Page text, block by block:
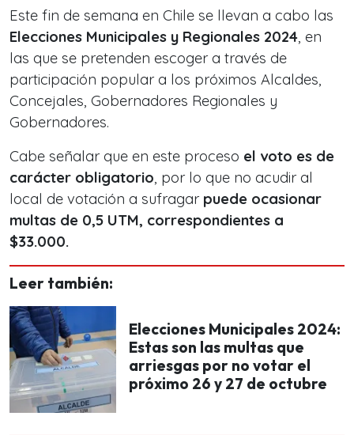
Este fin de semana en Chile se llevan a cabo las
Elecciones Municipales y Regionales 2024, en
las que se pretenden escoger a través de
participación popular a los próximos Alcaldes,
Concejales, Gobernadores Regionales y
Gobernadores.
Cabe señalar que en este proceso el voto es de
carácter obligatorio, por lo que no acudir al
local de votación a sufragar puede ocasionar
multas de 0,5 UTM, correspondientes a
$33.000.
Leer también:
Elecciones Municipales 2024:
Estas son las multas que
arriesgas por no votar el
próximo 26 y 27 de octubre